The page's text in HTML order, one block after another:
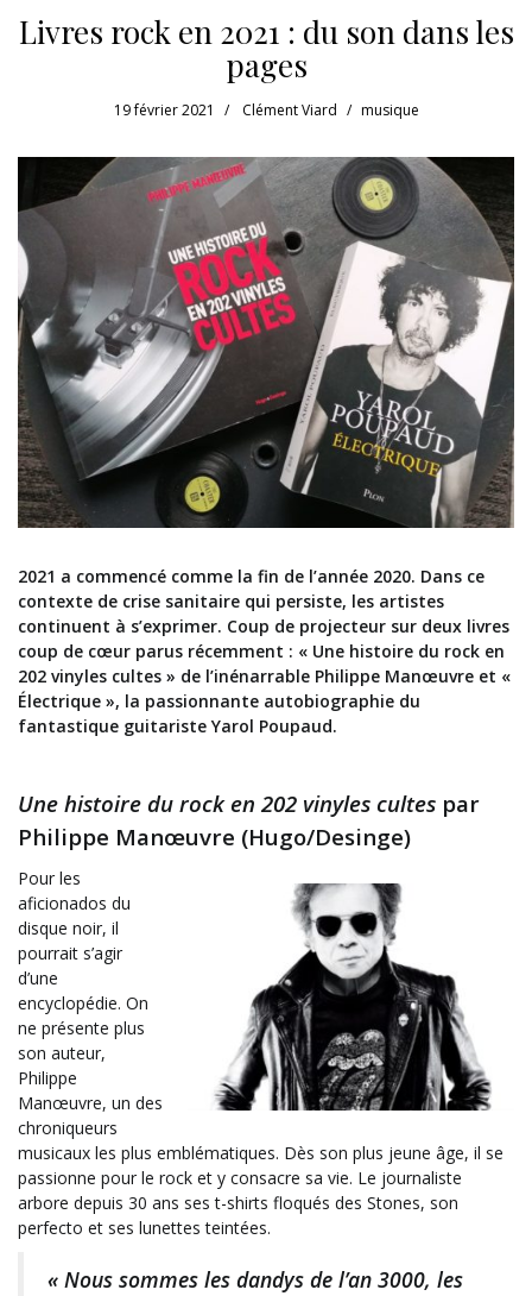
Livres rock en 2021 : du son dans les
pages
19 février 2021 Clément Viard musique
2021 a commencé comme la fin de l’année 2020. Dans ce
contexte de crise sanitaire qui persiste, les artistes
continuent à s’exprimer. Coup de projecteur sur deux livres
coup de cœur parus récemment : « Une histoire du rock en
202 vinyles cultes » de l’inénarrable Philippe Manœuvre et «
Électrique », la passionnante autobiographie du
fantastique guitariste Yarol Poupaud.
Une histoire du rock en 202 vinyles cultes par
Philippe Manœuvre (Hugo/Desinge)
Pour les
aficionados du
disque noir, il
pourrait s’agir
d’une
encyclopédie. On
ne présente plus
son auteur,
Philippe
Manœuvre, un des
chroniqueurs
musicaux les plus emblématiques. Dès son plus jeune âge, il se
passionne pour le rock et y consacre sa vie. Le journaliste
arbore depuis 30 ans ses t-shirts floqués des Stones, son
perfecto et ses lunettes teintées.
« Nous sommes les dandys de l’an 3000, les